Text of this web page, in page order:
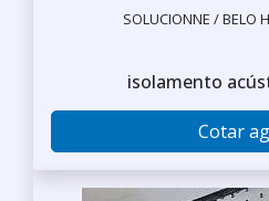
SOLUCIONNE / BELO
isolamento
Cotar